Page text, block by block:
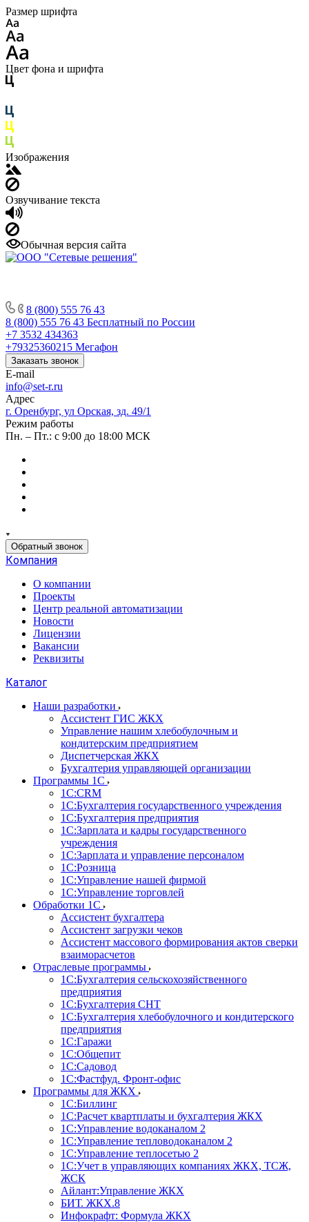
Размер шрифта
Цвет фона и шрифта
Изображения
Озвучивание текста
Обычная версия сайта
8 (800) 555 76 43
8 (800) 555 76 43 Бесплатный по России
+7 3532 434363
+79325360215 Мегафон
Заказать звонок
E-mail
info@set-r.ru
Адрес
г. Оренбург, ул Орская, зд. 49/1
Режим работы
Пн. – Пт.: с 9:00 до 18:00 МСК
Обратный звонок
Компания
О компании
Проекты
Центр реальной автоматизации
Новости
Лицензии
Вакансии
Реквизиты
Каталог
Наши разработки
Ассистент ГИС ЖКХ
Управление нашим хлебобулочным и
кондитерским предприятием
Диспетчерская ЖКХ
Бухгалтерия управляющей организации
Программы 1С
1С:CRM
1С:Бухгалтерия государственного учреждения
1С:Бухгалтерия предприятия
1С:Зарплата и кадры государственного
учреждения
1С:Зарплата и управление персоналом
1С:Розница
1С:Управление нашей фирмой
1С:Управление торговлей
Обработки 1С
Ассистент бухгалтера
Ассистент загрузки чеков
Ассистент массового формирования актов сверки
взаиморасчетов
Отраслевые программы
1С:Бухгалтерия сельскохозяйственного
предприятия
1С:Бухгалтерия СНТ
1С:Бухгалтерия хлебобулочного и кондитерского
предприятия
1С:Гаражи
1С:Общепит
1С:Садовод
1С:Фастфуд. Фронт-офис
Программы для ЖКХ
1С:Биллинг
1С:Расчет квартплаты и бухгалтерия ЖКХ
1С:Управление водоканалом 2
1С:Управление тепловодоканалом 2
1С:Управление теплосетью 2
1С:Учет в управляющих компаниях ЖКХ, ТСЖ,
ЖСК
Айлант:Управление ЖКХ
БИТ. ЖКХ.8
Инфокрафт: Формула ЖКХ